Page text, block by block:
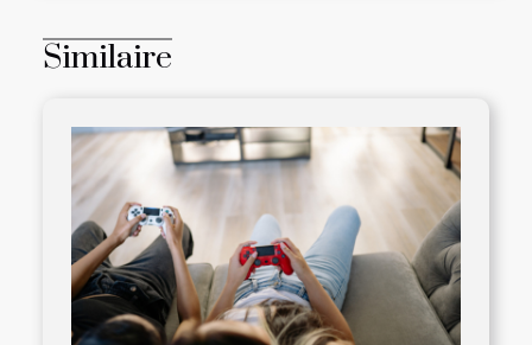
Similaire